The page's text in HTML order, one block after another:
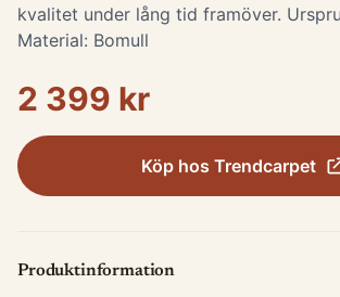
kvalitet under lång tid framöver.
Material: Bomull
2 399 kr
Köp hos Trendcarpet
Produktinformation